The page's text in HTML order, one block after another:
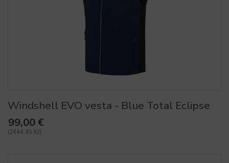
Windshell EVO vesta - Blue Total Eclipse
99,00 €
(2444,45 Kč)